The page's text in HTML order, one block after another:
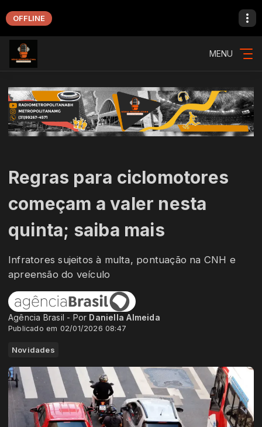
OFFLINE
MENU
Regras para ciclomotores
começam a valer nesta
quinta; saiba mais
Infratores sujeitos à multa, pontuação na CNH e
apreensão do veículo
Agência Brasil - Por Daniella Almeida
Publicado em 02/01/2026 08:47
Novidades